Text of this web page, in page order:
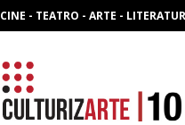
CINE - TEATRO - ARTE -